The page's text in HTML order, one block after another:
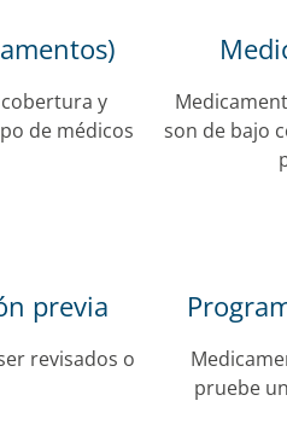
y
de médicos
son de bajo
previa
revisados o
pruebe